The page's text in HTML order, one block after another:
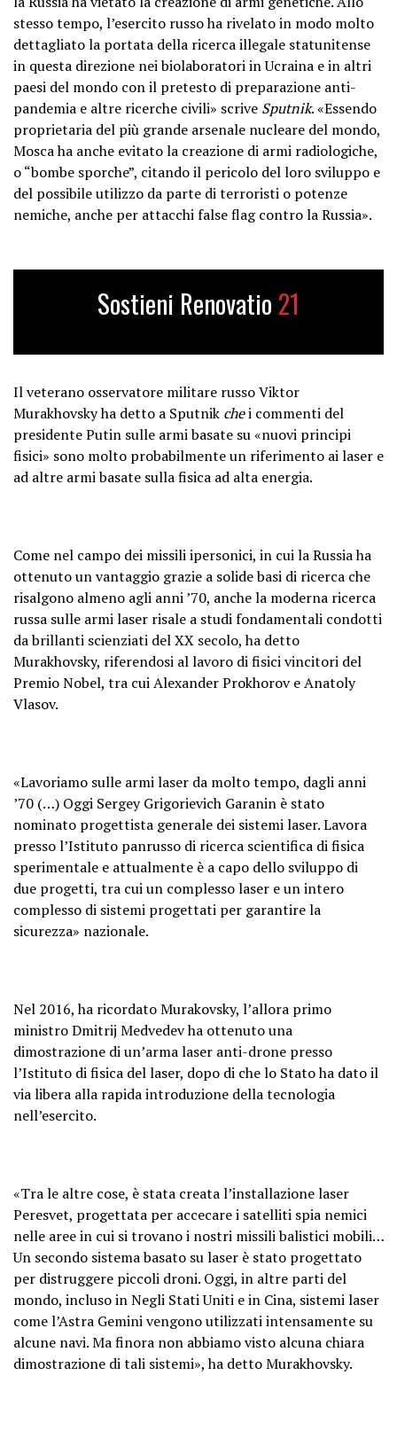
stesso tempo, l’esercito russo ha rivelato in modo molto
dettagliato la portata della ricerca illegale statunitense
in questa direzione nei biolaboratori in Ucraina e in altri
paesi del mondo con il pretesto di preparazione anti-
pandemia e altre ricerche civili» scrive Sputnik. «Essendo
proprietaria del più grande arsenale nucleare del mondo,
Mosca ha anche evitato la creazione di armi radiologiche,
o “bombe sporche”, citando il pericolo del loro sviluppo e
del possibile utilizzo da parte di terroristi o potenze
nemiche, anche per attacchi false flag contro la Russia».
Sostieni Renovatio 21
Il veterano osservatore militare russo Viktor
Murakhovsky ha detto a Sputnik chei commenti del
presidente Putin sulle armi basate su «nuovi principi
fisici» sono molto probabilmente un riferimento ai laser e
ad altre armi basate sulla fisica ad alta energia.
Come nel campo dei missili ipersonici, in cui la Russia ha
ottenuto un vantaggio grazie a solide basi di ricerca che
risalgono almeno agli anni ’70, anche la moderna ricerca
russa sulle armi laser risale a studi fondamentali condotti
da brillanti scienziati del XX secolo, ha detto
Murakhovsky, riferendosi al lavoro di fisici vincitori del
Premio Nobel, tra cui Alexander Prokhorov e Anatoly
Vlasov.
«Lavoriamo sulle armi laser da molto tempo, dagli anni
’70 (…) Oggi Sergey Grigorievich Garanin è stato
nominato progettista generale dei sistemi laser. Lavora
presso l’Istituto panrusso di ricerca scientifica di fisica
sperimentale e attualmente è a capo dello sviluppo di
due progetti, tra cui un complesso laser e un intero
complesso di sistemi progettati per garantire la
sicurezza» nazionale.
Nel 2016, ha ricordato Murakovsky, l’allora primo
ministro Dmitrij Medvedev ha ottenuto una
dimostrazione di un’arma laser anti-drone presso
l’Istituto di fisica del laser, dopo di che lo Stato ha dato il
via libera alla rapida introduzione della tecnologia
nell’esercito.
«Tra le altre cose, è stata creata l’installazione laser
Peresvet, progettata per accecare i satelliti spia nemici
nelle aree in cui si trovano i nostri missili balistici mobili…
Un secondo sistema basato su laser è stato progettato
per distruggere piccoli droni. Oggi, in altre parti del
mondo, incluso in Negli Stati Uniti e in Cina, sistemi laser
come l’Astra Gemini vengono utilizzati intensamente su
alcune navi. Ma finora non abbiamo visto alcuna chiara
dimostrazione di tali sistemi», ha detto Murakhovsky.